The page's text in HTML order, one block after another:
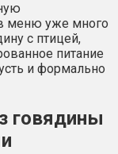
меню уже много
с птицей,
питание
и формально
говядины